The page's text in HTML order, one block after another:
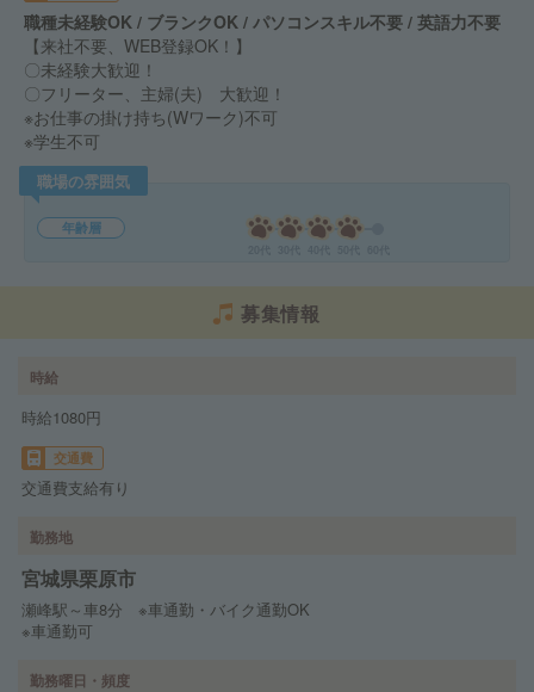
職種未経験OK / ブランクOK / パソコンスキル不要 / 英語力不要
【来社不要、WEB登録OK！】
〇未経験大歓迎！
〇フリーター、主婦(夫) 大歓迎！
※お仕事の掛け持ち(Wワーク)不可
※学生不可
職場の雰囲気
年齢層
募集情報
時給
時給1080円
交通費
交通費支給有り
勤務地
宮城県栗原市
瀬峰駅～車8分 ※車通勤・バイク通勤OK
※車通勤可
勤務曜日・頻度